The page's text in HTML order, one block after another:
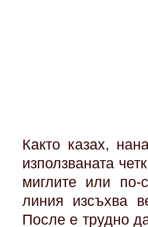
Както казах,
използваната
миглите или
линия изсъхва
После е трудно